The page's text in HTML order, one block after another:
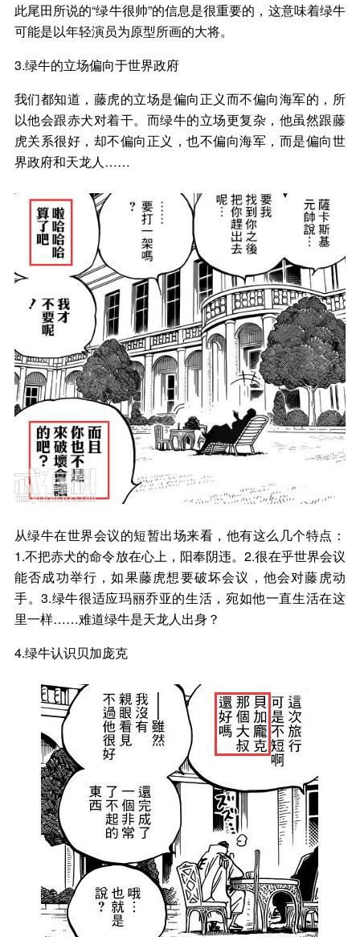
此尾田所说的“绿牛很帅”的信息是很重要的，这意味着绿牛
可能是以年轻演员为原型所画的大将。
3.绿牛的立场偏向于世界政府
我们都知道，藤虎的立场是偏向正义而不偏向海军的，所
以他会跟赤犬对着干。而绿牛的立场更复杂，他虽然跟藤
虎关系很好，却不偏向正义，也不偏向海军，而是偏向世
界政府和天龙人……
从绿牛在世界会议的短暂出场来看，他有这么几个特点：
1.不把赤犬的命令放在心上，阳奉阴违。2.很在乎世界会议
能否成功举行，如果藤虎想要破坏会议，他会对藤虎动
手。3.绿牛很适应玛丽乔亚的生活，宛如他一直生活在这
里一样……难道绿牛是天龙人出身？
4.绿牛认识贝加庞克